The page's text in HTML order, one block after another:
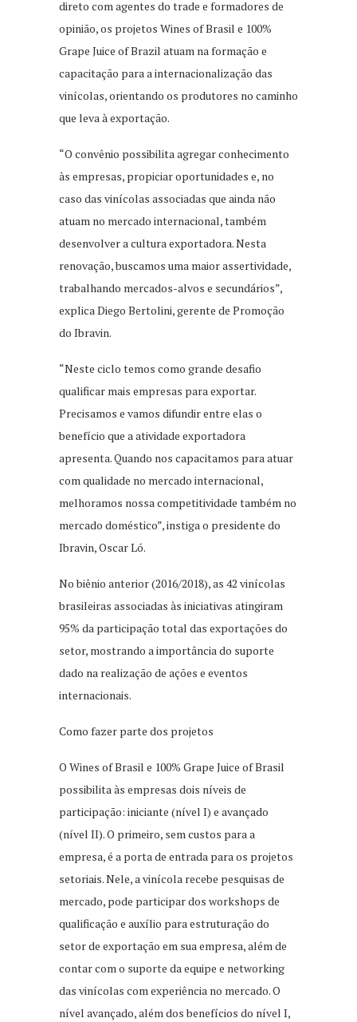
direto com agentes do trade e formadores de
opinião, os projetos Wines of Brasil e 100%
Grape Juice of Brazil atuam na formação e
capacitação para a internacionalização das
vinícolas, orientando os produtores no caminho
que leva à exportação.
“O convênio possibilita agregar conhecimento
às empresas, propiciar oportunidades e, no
caso das vinícolas associadas que ainda não
atuam no mercado internacional, também
desenvolver a cultura exportadora. Nesta
renovação, buscamos uma maior assertividade,
trabalhando mercados-alvos e secundários”,
explica Diego Bertolini, gerente de Promoção
do Ibravin.
“Neste ciclo temos como grande desafio
qualificar mais empresas para exportar.
Precisamos e vamos difundir entre elas o
benefício que a atividade exportadora
apresenta. Quando nos capacitamos para atuar
com qualidade no mercado internacional,
melhoramos nossa competitividade também no
mercado doméstico”, instiga o presidente do
Ibravin, Oscar Ló.
No biênio anterior (2016/2018), as 42 vinícolas
brasileiras associadas às iniciativas atingiram
95% da participação total das exportações do
setor, mostrando a importância do suporte
dado na realização de ações e eventos
internacionais.
Como fazer parte dos projetos
O Wines of Brasil e 100% Grape Juice of Brasil
possibilita às empresas dois níveis de
participação: iniciante (nível I) e avançado
(nível II). O primeiro, sem custos para a
empresa, é a porta de entrada para os projetos
setoriais. Nele, a vinícola recebe pesquisas de
mercado, pode participar dos workshops de
qualificação e auxílio para estruturação do
setor de exportação em sua empresa, além de
contar com o suporte da equipe e networking
das vinícolas com experiência no mercado. O
nível avançado, além dos benefícios do nível I,